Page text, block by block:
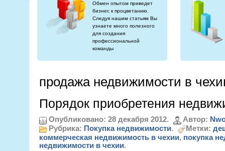
Обмен опытом приведет
бизнес к процветанию.
Следуя нашим статьям Вы
узнаете много полезного
для создания
профессиональной
команды
продажа недвижимости в
Порядок приобретения
Опубликовано: 28 декабря 2012. Автор:
Рубрика: Покупка недвижимости. Метки:
коммерческая недвижимость в чехии, покупка
недвижимости в чехии.